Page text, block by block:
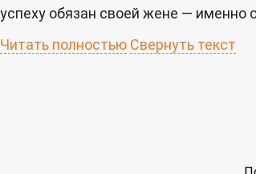
успеху обязан своей жене — именно
Читать полностью Свернуть текст